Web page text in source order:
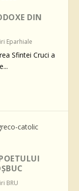
DIN
Eparhiale
Sfintei Cruci a
BRU